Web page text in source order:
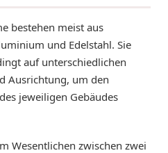
bestehen meist aus
und Edelstahl. Sie
auf unterschiedlichen
Ausrichtung, um den
jeweiligen Gebäudes
Wesentlichen zwischen zwei